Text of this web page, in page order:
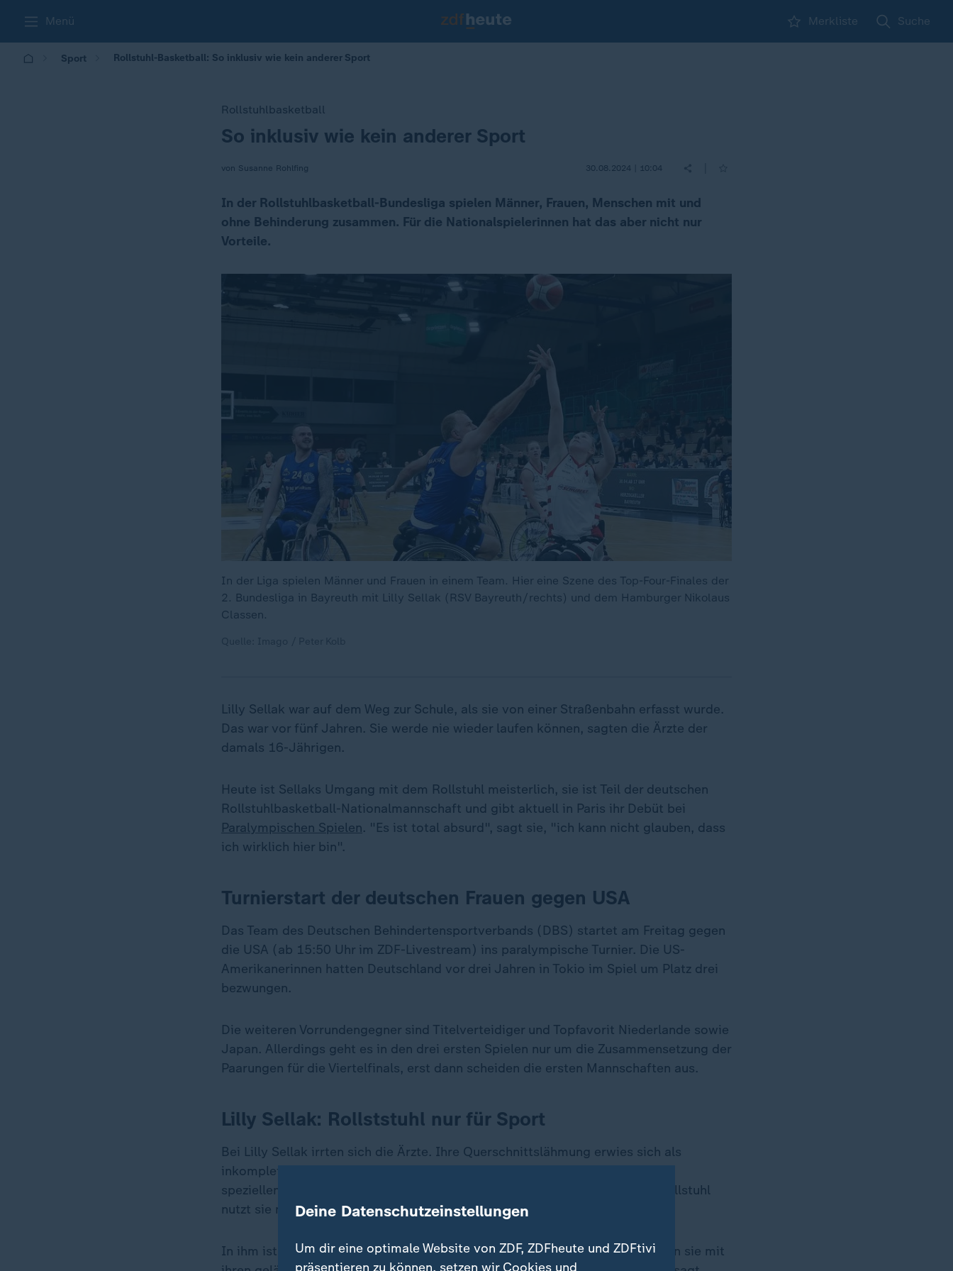
Menü Merkliste Suche
Sport Rollstuhl-Basketball: So inklusiv wie kein anderer Sport
Rollstuhlbasketball
:
So inklusiv wie kein anderer Sport
von Susanne Rohlfing 30.08.2024 | 10:04
In der Rollstuhlbasketball-Bundesliga spielen Männer, Frauen, Menschen mit und
ohne Behinderung zusammen. Für die Nationalspielerinnen hat das aber nicht nur
Vorteile.
In der Liga spielen Männer und Frauen in einem Team. Hier eine Szene des Top-Four-Finales der
2. Bundesliga in Bayreuth mit Lilly Sellak (RSV Bayreuth/rechts) und dem Hamburger Nikolaus
Classen.
Lilly Sellak war auf dem Weg zur Schule, als sie von einer Straßenbahn erfasst wurde.
Das war vor fünf Jahren. Sie werde nie wieder laufen können, sagten die Ärzte der
damals 16-Jährigen.
Heute ist Sellaks Umgang mit dem Rollstuhl meisterlich, sie ist Teil der deutschen
Rollstuhlbasketball-Nationalmannschaft und gibt aktuell in Paris ihr Debüt bei
Paralympischen Spielen. "Es ist total absurd", sagt sie, "ich kann nicht glauben, dass
ich wirklich hier bin".
Turnierstart der deutschen Frauen gegen USA
Das Team des Deutschen Behindertensportverbands (DBS) startet am Freitag gegen
die USA (ab 15:50 Uhr im ZDF-Livestream) ins paralympische Turnier. Die US-
Amerikanerinnen hatten Deutschland vor drei Jahren in Tokio im Spiel um Platz drei
bezwungen.
Die weiteren Vorrundengegner sind Titelverteidiger und Topfavorit Niederlande sowie
Japan. Allerdings geht es in den drei ersten Spielen nur um die Zusammensetzung der
Paarungen für die Viertelfinals, erst dann scheiden die ersten Mannschaften aus.
Lilly Sellak: Rollststuhl nur für Sport
Bei Lilly Sellak irrten sich die Ärzte. Ihre Querschnittslähmung erwies sich als
inkomplett, inzwischen ist sie nur noch von den Knien abwärts gelähmt. Mit
speziellen Schienen kann die 21-Jährige aus Bayreuth wieder gehen, den Rollstuhl
nutzt sie nur noch für den Sport.
In ihm ist sie schneller und wendiger, denn laufen, hüpfen oder springen kann sie mit
Deine Datenschutzeinstellungen
Um dir eine optimale Website von ZDF, ZDFheute und ZDFtivi
präsentieren zu können, setzen wir Cookies und